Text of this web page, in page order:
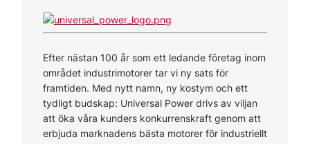
Efter nästan 100 år som ett ledande företag inom
området industrimotorer tar vi ny sats för
framtiden. Med nytt namn, ny kostym och ett
tydligt budskap: Universal Power drivs av viljan
att öka våra kunders konkurrenskraft genom att
erbjuda marknadens bästa motorer för industriellt